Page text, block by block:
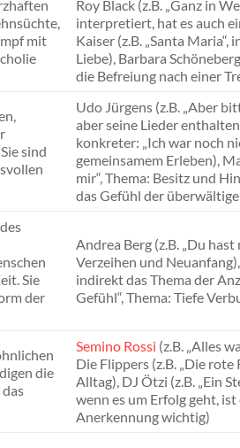
mit
Roy Black (z.B. „Ganz in
interpretiert, hat es auch
Kaiser (z.B. „Santa
Liebe), Barbara
die Befreiung nach einer
sind
Udo Jürgens (z.B. „Aber
aber seine Lieder
konkreter: „Ich war noch
gemeinsamem Erleben),
mir“, Thema: Besitz und
das Gefühl der
Sie
der
Andrea Berg (z.B. „Du
Verzeihen und Neuanfang),
indirekt das Thema der
Gefühl“, Thema: Tiefe
die
Semino Rossi (z.B. „Alles
Die Flippers (z.B. „Die rote
Alltag), DJ Ötzi (z.B. „Ein
wenn es um Erfolg geht,
Anerkennung wichtig)